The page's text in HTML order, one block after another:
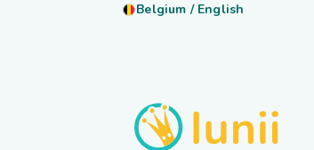
Belgium / English